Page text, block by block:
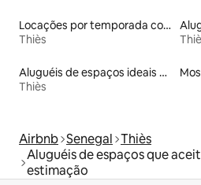
Locações por temporada com piscina
Thiès
Aluguéis de espaços ideais para famílias
Thiès
Airbnb Senegal Thiès
Aluguéis de espaços que
estimação